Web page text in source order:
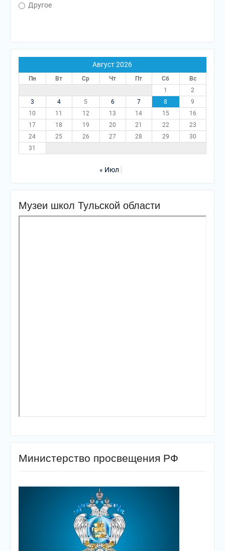
Другое
Август 2026
Пн Вт Ср Чт Пт Сб
Вс
1
2
3
4 5 6 7 8
9
10
11 12 13 14 15
16
17
18 19 20 21 22
23
24
25 26 27 28 29
30
31
« Июл
Музеи школ Тульской области
Министерство просвещения РФ